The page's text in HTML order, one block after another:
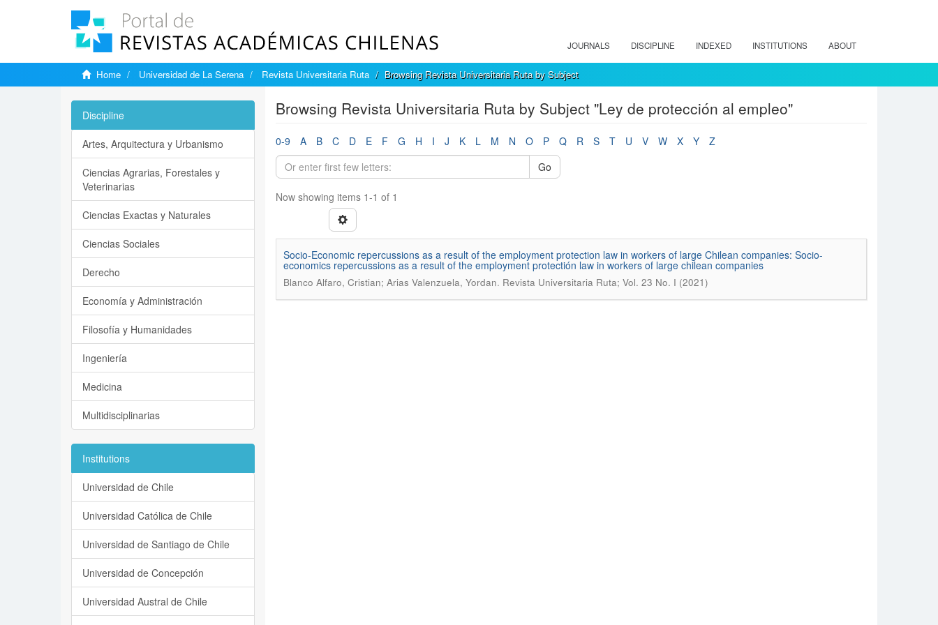
JOURNALS DISCIPLINE INDEXED INSTITUTIONS ABOUT
Home Universidad de La Serena Revista Universitaria Ruta Browsing Revista Universitaria Ruta by Subject
Browsing Revista Universitaria Ruta by Subject "Ley de protección al empleo"
0-9 A B C D E F G H I J K L M N O P Q R S T U V W X Y
Z
Go
Now showing items 1-1 of 1
Socio-Economic repercussions as a result of the employment protection law in workers of large Chilean companies: Socio-
economics repercussions as a result of the employment protectión law in workers of large chilean companies
Blanco Alfaro, Cristian; Arias Valenzuela, Yordan. Revista Universitaria Ruta; Vol. 23 No. I (2021)
Discipline
Artes, Arquitectura y Urbanismo
Ciencias Agrarias, Forestales y
Veterinarias
Ciencias Exactas y Naturales
Ciencias Sociales
Derecho
Economía y Administración
Filosofía y Humanidades
Ingeniería
Medicina
Multidisciplinarias
Institutions
Universidad de Chile
Universidad Católica de Chile
Universidad de Santiago de Chile
Universidad de Concepción
Universidad Austral de Chile